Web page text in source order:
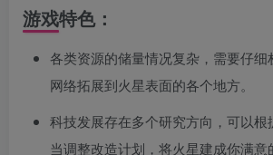
游戏特色：
各类资源的储量情况复杂，需要仔细
网络拓展到火星表面的各个地方。
科技发展存在多个研究方向，可以根
当调整改造计划，将火星建成你满